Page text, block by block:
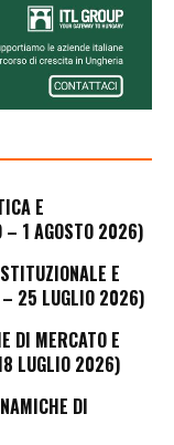
E
– 1 AGOSTO 2026)
E
– 25 LUGLIO 2026)
DI MERCATO E
LUGLIO 2026)
DI